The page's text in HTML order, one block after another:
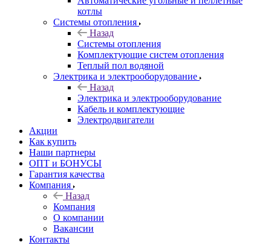
котлы
Системы отопления
Назад
Системы отопления
Комплектующие систем отопления
Теплый пол водяной
Электрика и электрооборудование
Назад
Электрика и электрооборудование
Кабель и комплектующие
Электродвигатели
Акции
Как купить
Наши партнеры
ОПТ и БОНУСЫ
Гарантия качества
Компания
Назад
Компания
О компании
Вакансии
Контакты